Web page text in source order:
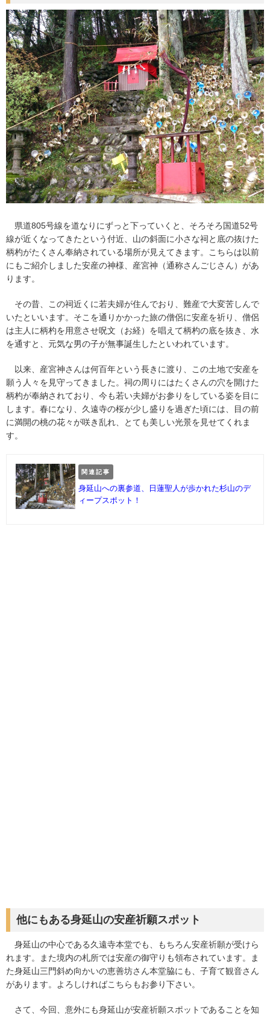
県道805号線を道なりにずっと下っていくと、そろそろ国道52号
線が近くなってきたという付近、山の斜面に小さな祠と底の抜けた
柄杓がたくさん奉納されている場所が見えてきます。こちらは以前
にもご紹介しました安産の神様、産宮神（通称さんごじさん）があ
ります。
その昔、この祠近くに若夫婦が住んでおり、難産で大変苦しんで
いたといいます。そこを通りかかった旅の僧侶に安産を祈り、僧侶
は主人に柄杓を用意させ呪文（お経）を唱えて柄杓の底を抜き、水
を通すと、元気な男の子が無事誕生したといわれています。
以来、産宮神さんは何百年という長きに渡り、この土地で安産を
願う人々を見守ってきました。祠の周りにはたくさんの穴を開けた
柄杓が奉納されており、今も若い夫婦がお参りをしている姿を目に
します。春になり、久遠寺の桜が少し盛りを過ぎた頃には、目の前
に満開の桃の花々が咲き乱れ、とても美しい光景を見せてくれま
す。
関連記事
身延山への裏参道、日蓮聖人が歩かれた杉山のデ
ィープスポット！
他にもある身延山の安産祈願スポット
身延山の中心である久遠寺本堂でも、もちろん安産祈願が受けら
れます。また境内の札所では安産の御守りも領布されています。ま
た身延山三門斜め向かいの恵善坊さん本堂脇にも、子育て観音さん
があります。よろしければこちらもお参り下さい。
さて、今回、意外にも身延山が安産祈願スポットであることを知